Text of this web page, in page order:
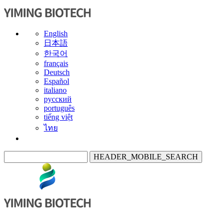
English
日本語
한국어
français
Deutsch
Español
italiano
русский
português
tiếng việt
ไทย
HEADER_MOBILE_SEARCH